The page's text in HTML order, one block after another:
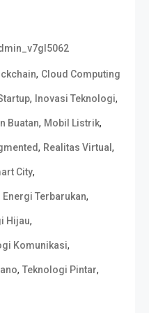
, Cloud Computing
, Inovasi Teknologi,
Buatan, Mobil Listrik,
, Realitas Virtual ,
City,
Terbarukan,
Hijau,
Komunikasi,
, Teknologi Pintar,